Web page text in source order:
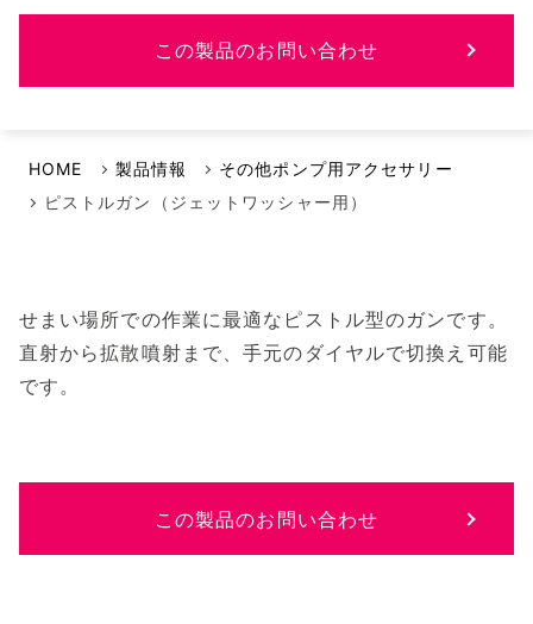
この製品のお問い合わせ
HOME 製品情報
その他ポンプ用アクセサリー
ピストルガン（ジェットワッシャー用）
せまい場所での作業に最適なピストル型のガンです。
直射から拡散噴射まで、手元のダイヤルで切換え可能
です。
この製品のお問い合わせ